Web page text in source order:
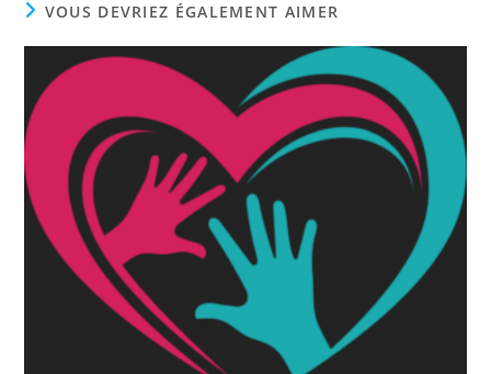
VOUS DEVRIEZ ÉGALEMENT AIMER